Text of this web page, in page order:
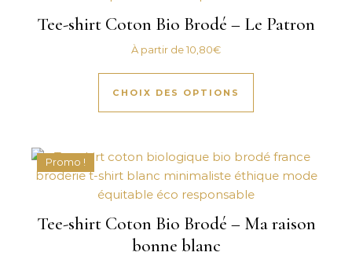
Tee-shirt Coton Bio Brodé – Le Patron
À partir de10,80€
CHOIX DES OPTIONS
Ce produit a
Promo !
Tee-shirt Coton Bio Brodé – Ma raison
bonne blanc